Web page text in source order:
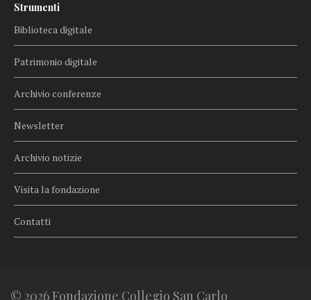
Strumenti
Biblioteca digitale
Patrimonio digitale
Archivio conferenze
Newsletter
Archivio notizie
Visita la fondazione
Contatti
© 2026 Fondazione Collegio San Carlo